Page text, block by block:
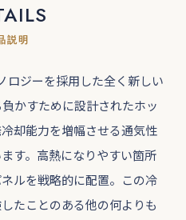
説明
ロジーを採用した全く新しい
かすために設計されたホッ
却能力を増幅させる通気性
す。高熱になりやすい箇所
ルを戦略的に配置。この冷
たことのある他の何よりも